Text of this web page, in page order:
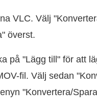
VLC. Välj
överst.
på "Lägg till" för att
fil. Välj sedan
"Konvertera/